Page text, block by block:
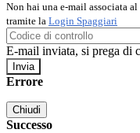
Non hai una e-mail associata
tramite la Login Spaggiari
E-mail inviata, si prega di
Errore
Chiudi
Successo